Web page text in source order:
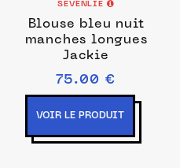
SEVENLIE
Blouse bleu nuit
manches longues
Jackie
75.00 €
VOIR LE PRODUIT